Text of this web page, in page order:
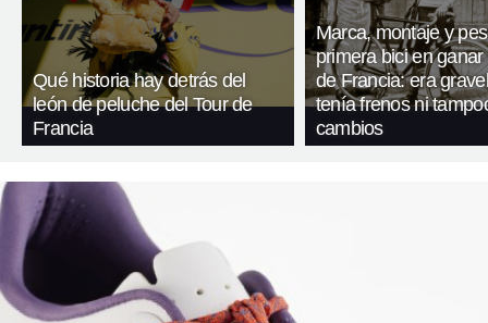
Qué historia hay detrás del
león de peluche del Tour de
Francia
Marca, montaje y
primera bici en ganar
de Francia: era
tenía frenos ni
cambios